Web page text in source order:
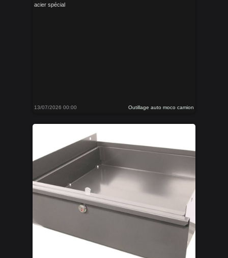
acier spécial
13/07/2026 00:00 Outillage auto moco camion